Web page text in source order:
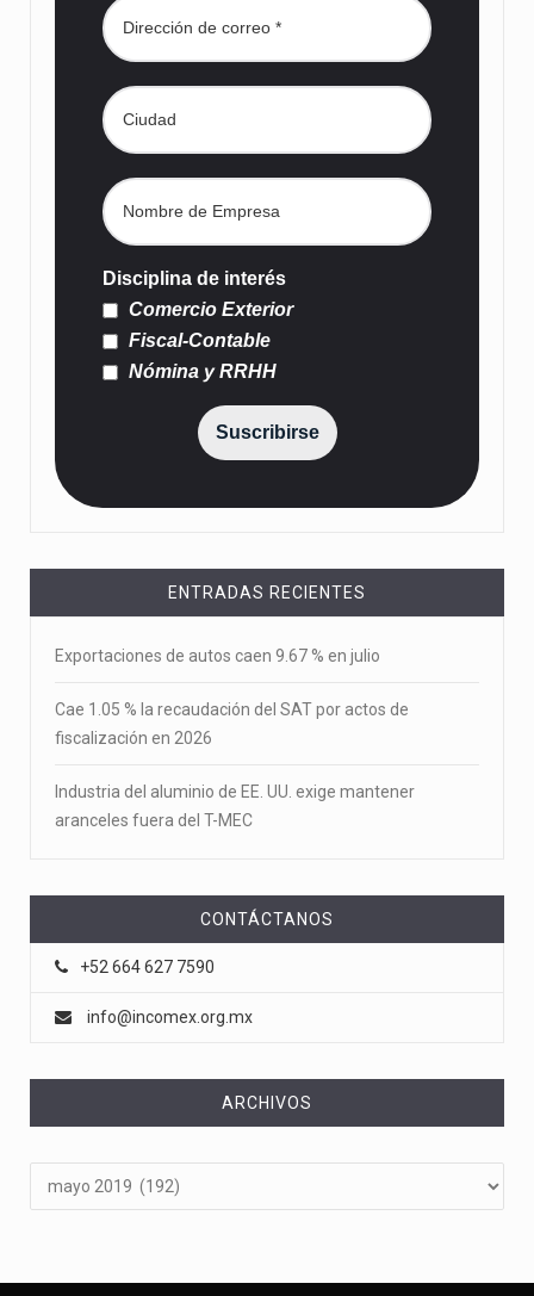
Disciplina de interés
Comercio Exterior
Fiscal-Contable
Nómina y RRHH
Suscribirse
ENTRADAS RECIENTES
Exportaciones de autos caen 9.67 % en julio
Cae 1.05 % la recaudación del SAT por actos de
fiscalización en 2026
Industria del aluminio de EE. UU. exige mantener
aranceles fuera del T-MEC
CONTÁCTANOS
+52 664 627 7590
info@incomex.org.mx
ARCHIVOS